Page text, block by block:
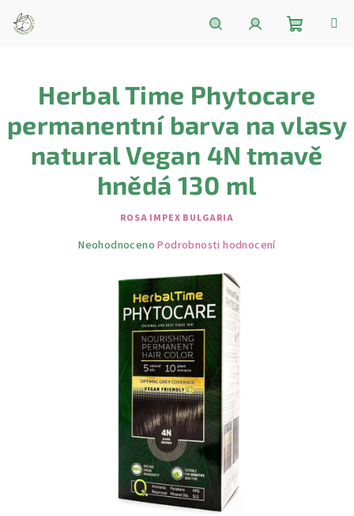
obsah
košík
Herbal Time Phytocare
permanentní barva na vlasy
natural Vegan 4N tmavě
hnědá 130 ml
ROSA IMPEX BULGARIA
Průměrné
produktu
Neohodnoceno Podrobnosti hodnocení